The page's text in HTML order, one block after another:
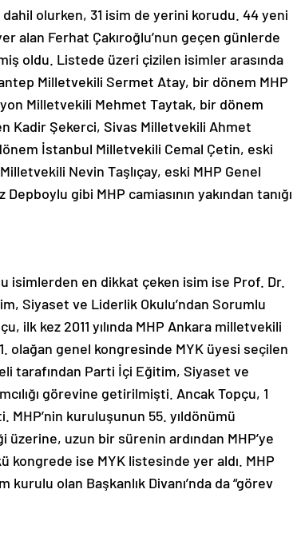
olurken, 31 isim de yerini korudu. 44 yeni
alan Ferhat Çakıroğlu’nun geçen günlerde
oldu. Listede üzeri çizilen isimler arasında
Milletvekili Sermet Atay, bir dönem MHP
Milletvekili Mehmet Taytak, bir dönem
Kadir Şekerci, Sivas Milletvekili Ahmet
İstanbul Milletvekili Cemal Çetin, eski
Nevin Taşlıçay, eski MHP Genel
gibi MHP camiasının yakından tanığı
isimlerden en dikkat çeken isim ise Prof. Dr.
Siyaset ve Liderlik Okulu’ndan Sorumlu
ilk kez 2011 yılında MHP Ankara milletvekili
olağan genel kongresinde MYK üyesi seçilen
tarafından Parti İçi Eğitim, Siyaset ve
görevine getirilmişti. Ancak Topçu, 1
MHP’nin kuruluşunun 55. yıldönümü
uzun bir sürenin ardından MHP’ye
kongrede ise MYK listesinde yer aldı. MHP
olan Başkanlık Divanı’nda da “görev